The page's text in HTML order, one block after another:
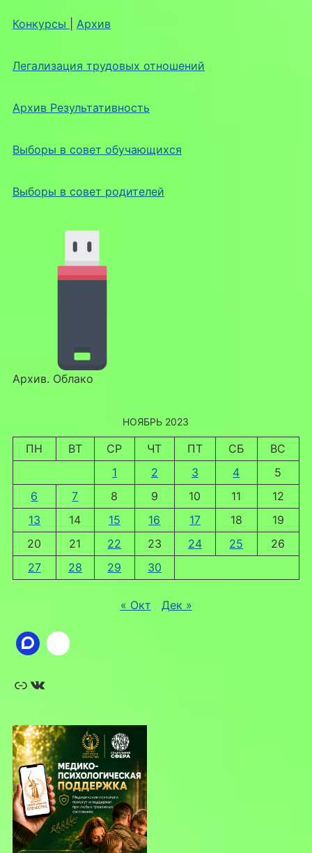
Конкурсы Архив
Легализация трудовых отношений
Архив Результативность
Выборы в совет обучающихся
Выборы в совет родителей
Архив. Облако
НОЯБРЬ 2023
ПН ВТ СР ЧТ ПТ СБ
ВС
1
2 3 4
5
6
7 8 9 10 11
12
13
14 15 16 17 18
19
20
21 22 23 24 25
26
27
28 29 30
« Окт Дек »